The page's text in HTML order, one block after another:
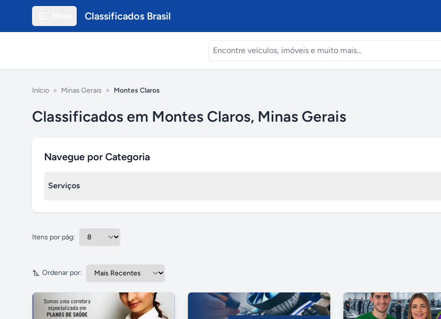
Classificados Brasil
Início » Minas Gerais » Montes Claros
Classificados em Montes Claros, Minas Gerais
Navegue por Categoria
Serviços
Serviços de informática
Bem-Estar - Saúde - Beleza
Outros serviços
Itens por pág:
Ordenar por: